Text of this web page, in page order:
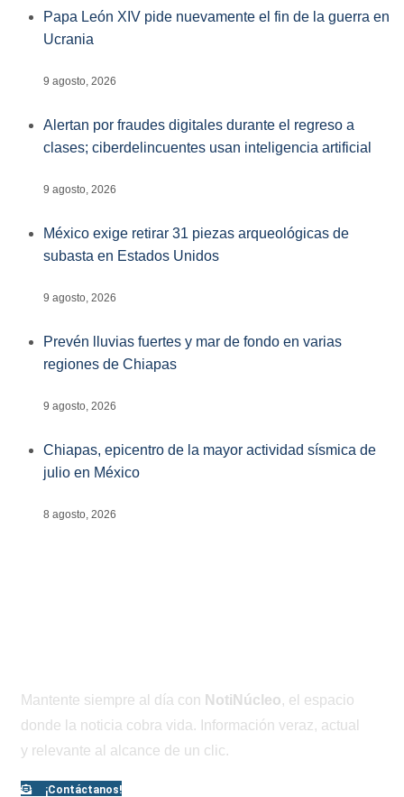
Papa León XIV pide nuevamente el fin de la guerra en
Ucrania
9 agosto, 2026
Alertan por fraudes digitales durante el regreso a
clases; ciberdelincuentes usan inteligencia artificial
9 agosto, 2026
México exige retirar 31 piezas arqueológicas de
subasta en Estados Unidos
9 agosto, 2026
Prevén lluvias fuertes y mar de fondo en varias
regiones de Chiapas
9 agosto, 2026
Chiapas, epicentro de la mayor actividad sísmica de
julio en México
8 agosto, 2026
Mantente siempre al día con NotiNúcleo, el espacio
donde la noticia cobra vida. Información veraz, actual
y relevante al alcance de un clic.
¡Contáctanos!